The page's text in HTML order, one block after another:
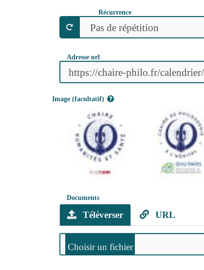
Récurrence
Adresse url
Image (facultatif)
Documents
Téléverser URL